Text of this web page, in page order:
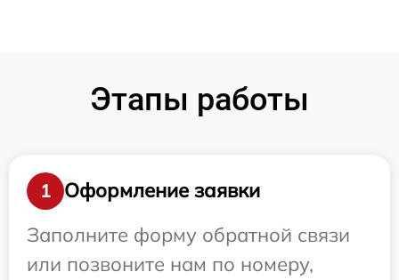
Этапы работы
1
Оформление заявки
Заполните форму обратной связи
или позвоните нам по номеру,